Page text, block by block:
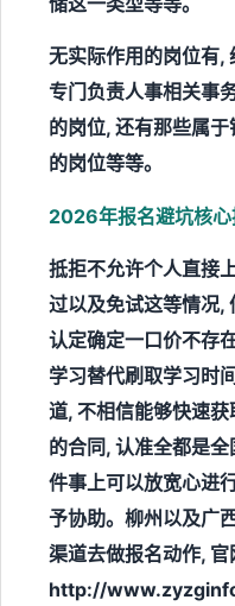
无实际作用的岗位有,
专门负责人事相关事
的岗位, 还有那些属
的岗位等等。
2026年报名避坑核心
抵拒不允许个人直接
过以及免试这等情况,
认定确定一口价不存
学习替代刷取学习时
道, 不相信能够快速
的合同, 认准全都是
件事上可以放宽心进
予协助。柳州以及广
渠道去做报名动作,
http://